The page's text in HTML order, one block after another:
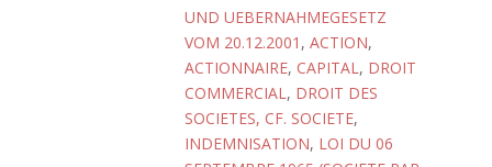
UND UEBERNAHMEGESETZ
VOM 20.12.2001 , ACTION,
ACTIONNAIRE, CAPITAL, DROIT
COMMERCIAL, DROIT DES
SOCIETES, CF. SOCIETE,
INDEMNISATION, LOI DU 06